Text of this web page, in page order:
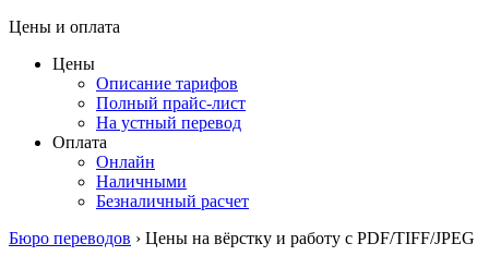
Цены и оплата
Цены
Описание тарифов
Полный прайс-лист
На устный перевод
Оплата
Онлайн
Наличными
Безналичный расчет
Бюро переводов › Цены на вёрстку и работу с PDF/TIFF/JPEG